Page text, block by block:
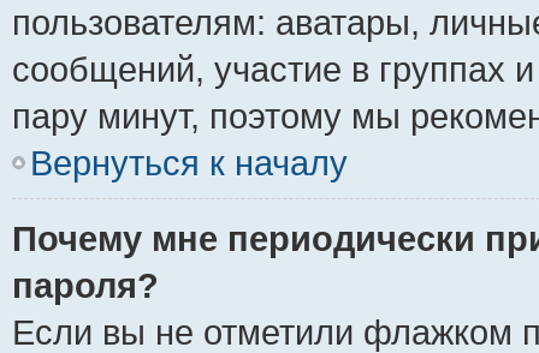
пользователям: аватары,
сообщений, участие в группах
пару минут, поэтому мы
Вернуться к началу
Почему мне периодически
пароля?
Если вы не отметили флажком